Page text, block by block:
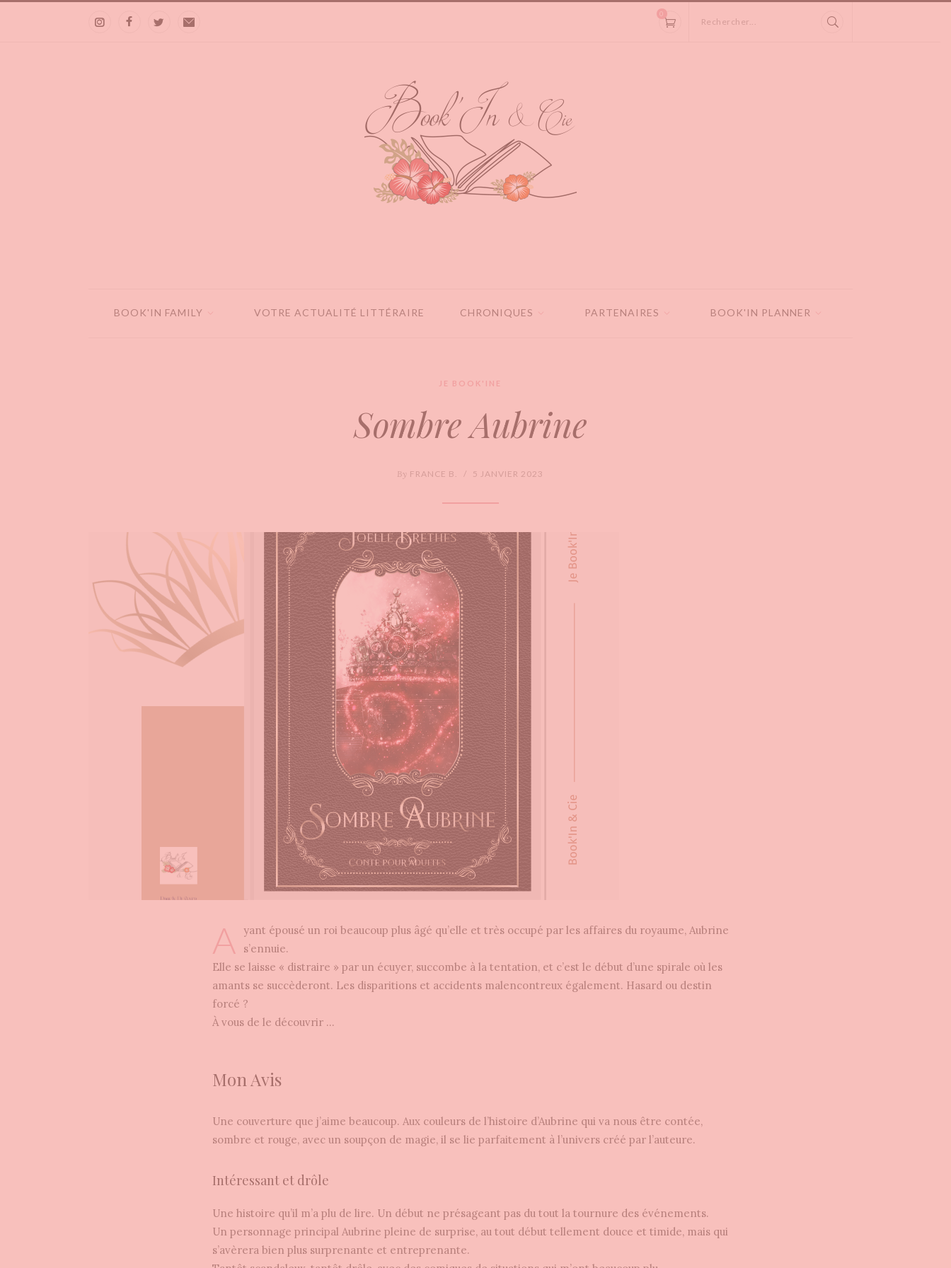
Rechercher...
0
BOOK'IN FAMILY VOTRE ACTUALITÉ LITTÉRAIRE CHRONIQUES PARTENAIRES BOOK'IN PLANNER
JE BOOK'INE
Sombre Aubrine
By FRANCE B. / 5 JANVIER 2023
A
yant épousé un roi beaucoup plus âgé qu’elle et très occupé par les affaires du royaume, Aubrine
s’ennuie.
Elle se laisse « distraire » par un écuyer, succombe à la tentation, et c’est le début d’une spirale où les
amants se succèderont. Les disparitions et accidents malencontreux également. Hasard ou destin
forcé ?
À vous de le découvrir …
Mon Avis
Une couverture que j’aime beaucoup. Aux couleurs de l’histoire d’Aubrine qui va nous être contée,
sombre et rouge, avec un soupçon de magie, il se lie parfaitement à l’univers créé par l’auteure.
Intéressant et drôle
Une histoire qu’il m’a plu de lire. Un début ne présageant pas du tout la tournure des événements.
Un personnage principal Aubrine pleine de surprise, au tout début tellement douce et timide, mais qui
s’avèrera bien plus surprenante et entreprenante.